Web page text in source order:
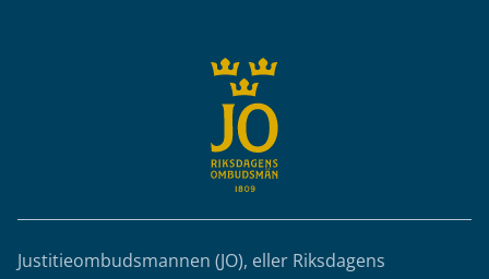
Justitieombudsmannen (JO), eller Riksdagens